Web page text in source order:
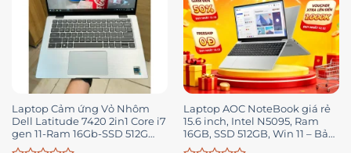
Laptop Cảm ứng Vỏ Nhôm
Dell Latitude 7420 2in1 Core i7
gen 11-Ram 16Gb-SSD 512G
Máy Zin Mỹ Chất
Laptop AOC NoteBook giá rẻ
15.6 inch, Intel N5095, Ram
16GB, SSD 512GB, Win 11 – Bảo
hành 1 năm